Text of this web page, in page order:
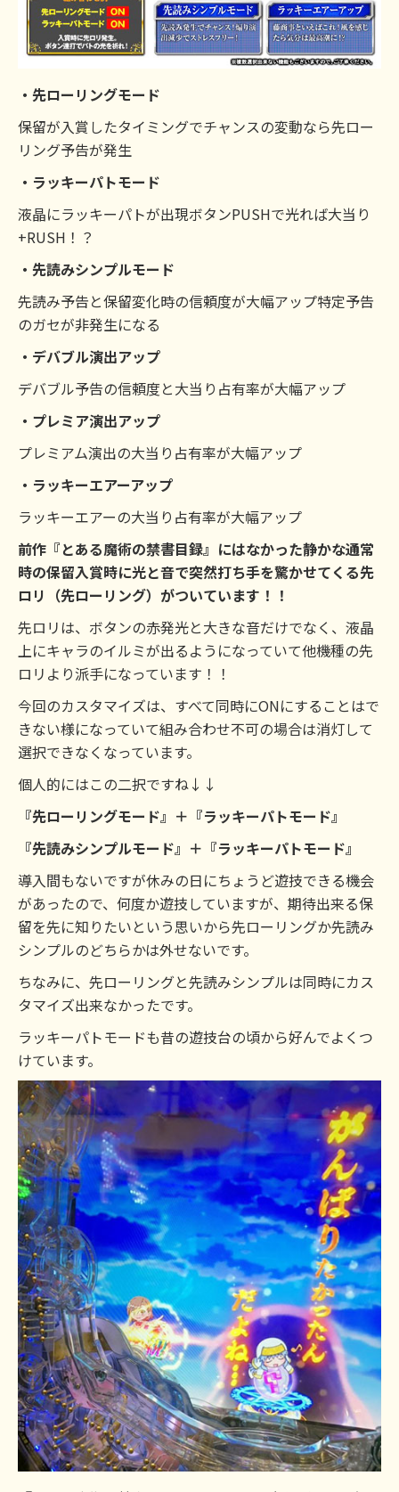
・先ローリングモード
保留が入賞したタイミングでチャンスの変動なら先ロー
リング予告が発生
・ラッキーパトモード
液晶にラッキーパトが出現ボタンPUSHで光れば大当り
+RUSH！？
・先読みシンプルモード
先読み予告と保留変化時の信頼度が大幅アップ特定予告
のガセが非発生になる
・デバブル演出アップ
デバブル予告の信頼度と大当り占有率が大幅アップ
・プレミア演出アップ
プレミアム演出の大当り占有率が大幅アップ
・ラッキーエアーアップ
ラッキーエアーの大当り占有率が大幅アップ
前作『とある魔術の禁書目録』にはなかった静かな通常
時の保留入賞時に光と音で突然打ち手を驚かせてくる先
ロリ（先ローリング）がついています！！
先ロリは、ボタンの赤発光と大きな音だけでなく、液晶
上にキャラのイルミが出るようになっていて他機種の先
ロリより派手になっています！！
今回のカスタマイズは、すべて同時にONにすることはで
きない様になっていて組み合わせ不可の場合は消灯して
選択できなくなっています。
個人的にはこの二択ですね↓↓
『先ローリングモード』＋『ラッキーパトモード』
『先読みシンプルモード』＋『ラッキーパトモード』
導入間もないですが休みの日にちょうど遊技できる機会
があったので、何度か遊技していますが、期待出来る保
留を先に知りたいという思いから先ローリングか先読み
シンプルのどちらかは外せないです。
ちなみに、先ローリングと先読みシンプルは同時にカス
タマイズ出来なかったです。
ラッキーパトモードも昔の遊技台の頃から好んでよくつ
けています。